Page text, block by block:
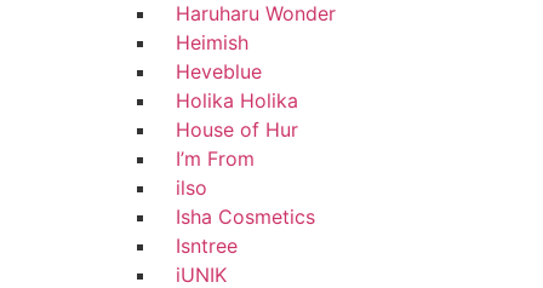
Haruharu Wonder
Heimish
Heveblue
Holika Holika
House of Hur
I’m From
ilso
Isha Cosmetics
Isntree
iUNIK